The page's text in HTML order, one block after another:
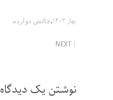
بهار ۱۴۰۲ ,چالش‌ دوازده
NEXT
نوشتن یک دیدگاه